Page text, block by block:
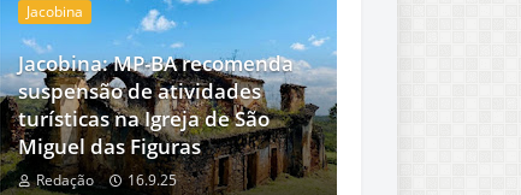
Jacobina
Jacobina: MP-BA recomenda
suspensão de atividades
turísticas na Igreja de São
Miguel das Figuras
Redação 16.9.25